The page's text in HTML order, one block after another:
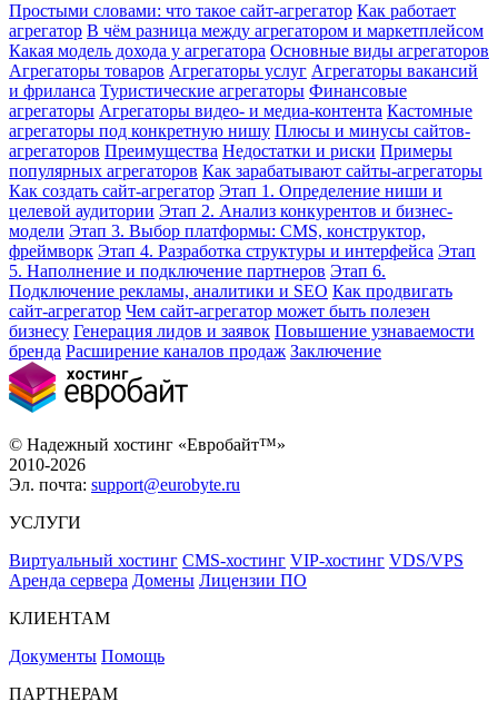
Простыми словами: что такое сайт-агрегатор Как работает
агрегатор В чём разница между агрегатором и маркетплейсом
Какая модель дохода у агрегатора Основные виды агрегаторов
Агрегаторы товаров Агрегаторы услуг Агрегаторы вакансий
и фриланса Туристические агрегаторы Финансовые
агрегаторы Агрегаторы видео- и медиа-контента Кастомные
агрегаторы под конкретную нишу Плюсы и минусы сайтов-
агрегаторов Преимущества Недостатки и риски Примеры
популярных агрегаторов Как зарабатывают сайты-агрегаторы
Как создать сайт-агрегатор Этап 1. Определение ниши и
целевой аудитории Этап 2. Анализ конкурентов и бизнес-
модели Этап 3. Выбор платформы: CMS, конструктор,
фреймворк Этап 4. Разработка структуры и интерфейса Этап
5. Наполнение и подключение партнеров Этап 6.
Подключение рекламы, аналитики и SEO Как продвигать
сайт-агрегатор Чем сайт-агрегатор может быть полезен
бизнесу Генерация лидов и заявок Повышение узнаваемости
бренда Расширение каналов продаж Заключение
© Надежный хостинг «Евробайт™»
2010-2026
Эл. почта: support@eurobyte.ru
УСЛУГИ
Виртуальный хостинг CMS-хостинг VIP-хостинг VDS/VPS
Аренда сервера Домены Лицензии ПО
КЛИЕНТАМ
Документы Помощь
ПАРТНЕРАМ